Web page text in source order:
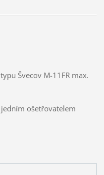
Švecov M-11FR max.
ošetřovatelem